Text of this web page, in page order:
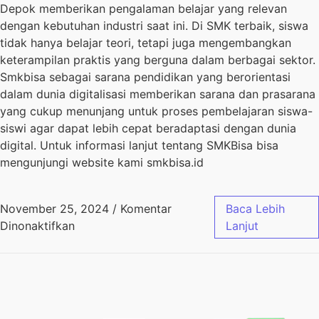
Depok memberikan pengalaman belajar yang relevan
dengan kebutuhan industri saat ini. Di SMK terbaik, siswa
tidak hanya belajar teori, tetapi juga mengembangkan
keterampilan praktis yang berguna dalam berbagai sektor.
Smkbisa sebagai sarana pendidikan yang berorientasi
dalam dunia digitalisasi memberikan sarana dan prasarana
yang cukup menunjang untuk proses pembelajaran siswa-
siswi agar dapat lebih cepat beradaptasi dengan dunia
digital. Untuk informasi lanjut tentang SMKBisa bisa
mengunjungi website kami smkbisa.id
November 25, 2024 / Komentar
Dinonaktifkan
Baca Lebih
Lanjut